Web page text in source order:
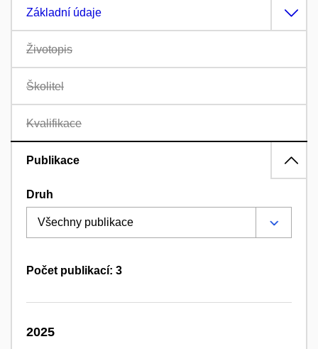
Základní údaje
Životopis
Školitel
Kvalifikace
Publikace
Druh
Počet publikací: 3
2025